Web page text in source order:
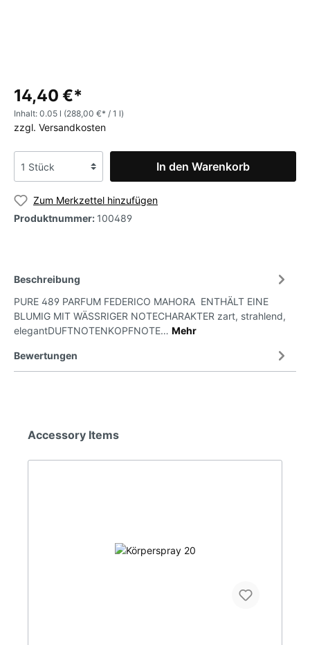
14,40 €*
Inhalt: 0.05 l (288,00 €* / 1 l)
zzgl. Versandkosten
In den Warenkorb
Zum Merkzettel hinzufügen
Produktnummer: 100489
Beschreibung
PURE 489 PARFUM FEDERICO MAHORA ENTHÄLT EINE
BLUMIG MIT WÄSSRIGER NOTECHARAKTER zart, strahlend,
elegantDUFTNOTENKOPFNOTE… Mehr
Bewertungen
Accessory Items